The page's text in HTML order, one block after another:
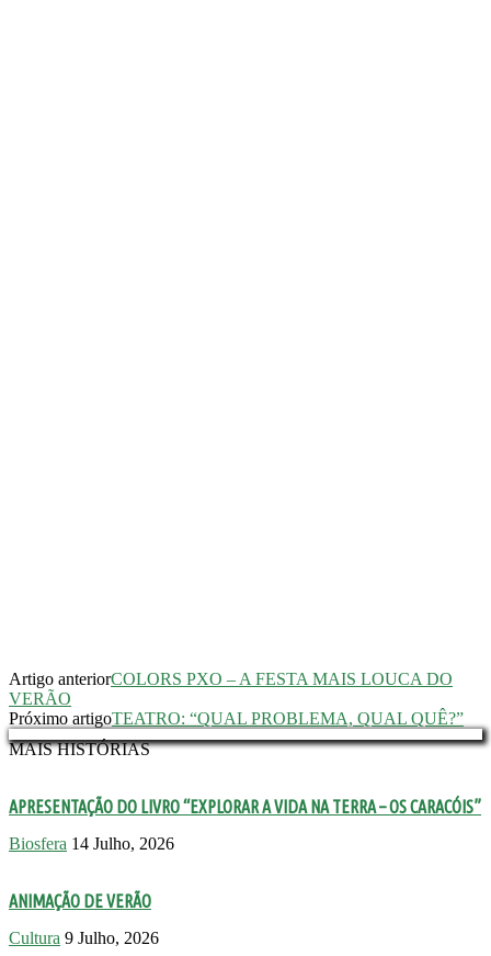
Artigo anteriorCOLORS PXO – A FESTA MAIS LOUCA DO
VERÃO
Próximo artigoTEATRO: “QUAL PROBLEMA, QUAL QUÊ?”
MAIS HISTÓRIAS
APRESENTAÇÃO DO LIVRO “EXPLORAR A VIDA NA TERRA – OS CARACÓIS”
Biosfera 14 Julho, 2026
ANIMAÇÃO DE VERÃO
Cultura 9 Julho, 2026